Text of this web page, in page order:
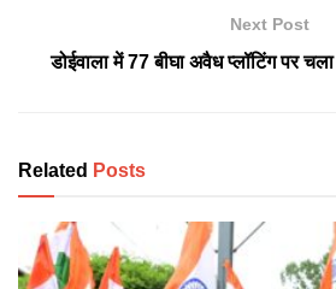
Next Post
डोईवाला में 77 बीघा अवैध प्लॉटिंग पर
Related Posts